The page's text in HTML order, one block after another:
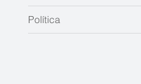
Política